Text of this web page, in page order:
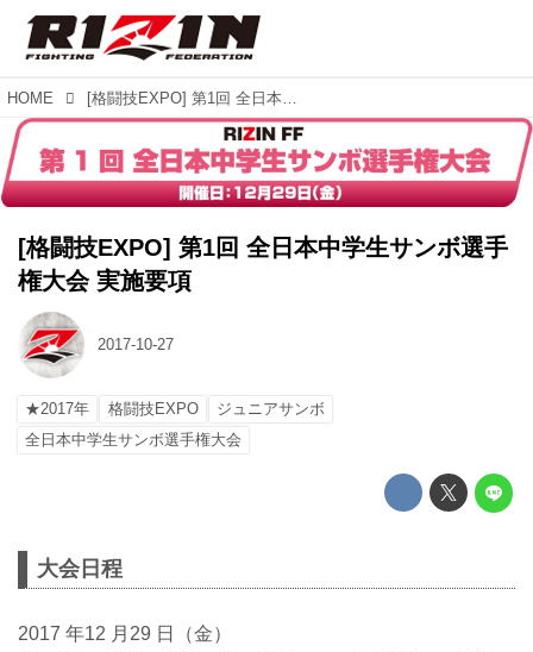
HOME [格闘技EXPO] 第1回 全日本中学生サンボ選手権大会 実施要項
[格闘技EXPO] 第1回 全日本中学生サンボ選手
権大会 実施要項
2017-10-27
★2017年 格闘技EXPO
ジュニアサンボ
全日本中学生サンボ選手権大会
大会日程
2017 年12 月29 日（金）